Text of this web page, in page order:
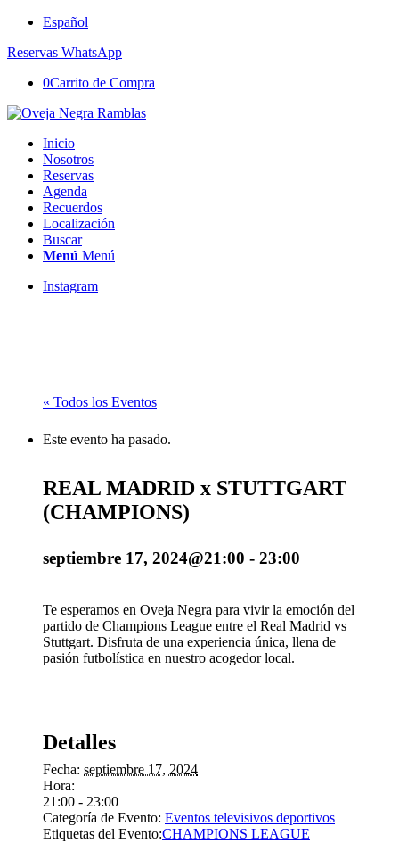
Español
Reservas WhatsApp
0Carrito de Compra
Inicio
Nosotros
Reservas
Agenda
Recuerdos
Localización
Buscar
Menú Menú
Instagram
« Todos los Eventos
Este evento ha pasado.
REAL MADRID x STUTTGART
(CHAMPIONS)
septiembre 17, 2024@21:00 - 23:00
Te esperamos en Oveja Negra para vivir la emoción del
partido de Champions League entre el Real Madrid vs
Stuttgart. Disfruta de una experiencia única, llena de
pasión futbolística en nuestro acogedor local.
Detalles
Fecha: septiembre 17, 2024
Hora:
21:00 - 23:00
Categoría de Evento: Eventos televisivos deportivos
Etiquetas del Evento:CHAMPIONS LEAGUE